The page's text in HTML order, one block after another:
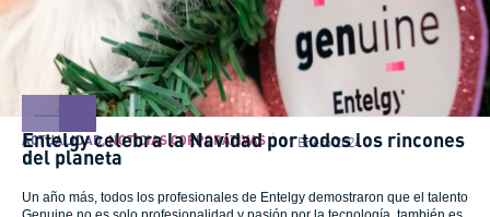
ACTUALIDAD,NOTICIAS CORPORATIVAS 11 Enero 2024
Entelgy celebra la Navidad por todos los rincones
del planeta
Un año más, todos los profesionales de Entelgy demostraron que el talento